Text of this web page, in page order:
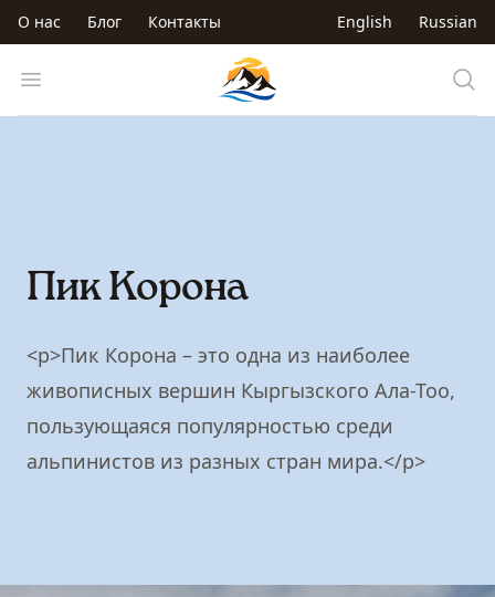
Перейти к основному содержанию
О нас Блог Контакты English Russian
Open menu Trip to Kyrgyzstan
Пик Корона
<p>Пик Корона – это одна из наиболее
живописных вершин Кыргызского Ала-Тоо,
пользующаяся популярностью среди
альпинистов из разных стран мира.</p>